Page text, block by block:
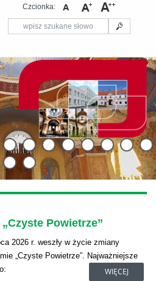
Czcionka:
Powietrze”
2026 r. weszły w życie zmiany
„Czyste Powietrze”. Najważniejsze
WIĘCEJ